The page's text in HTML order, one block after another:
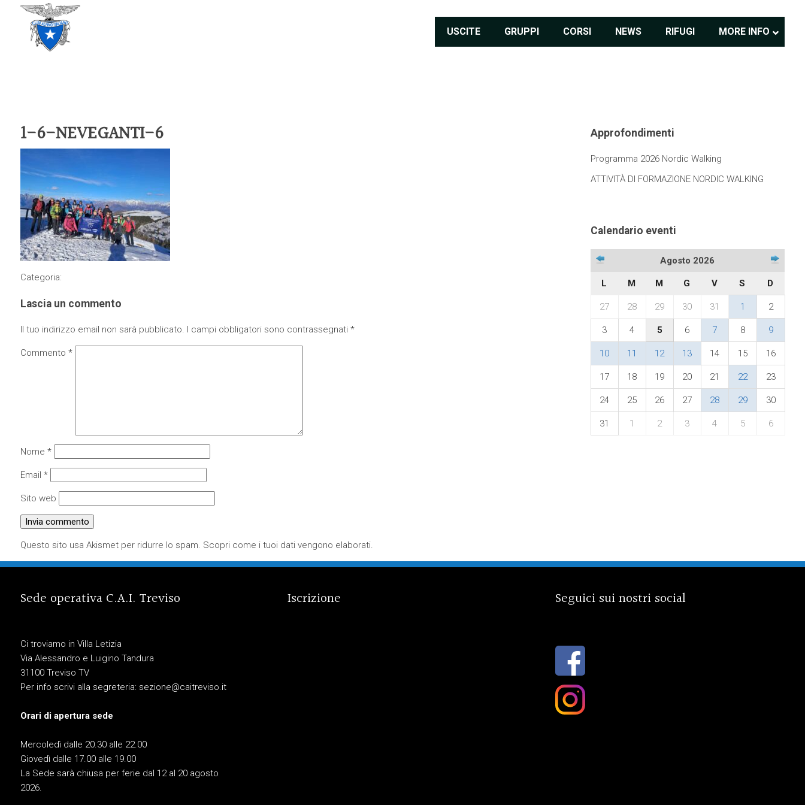
USCITE GRUPPI CORSI NEWS RIFUGI MORE INFO
1-6-NEVEGANTI-6
Categoria:
Lascia un commento
Il tuo indirizzo email non sarà pubblicato. I campi obbligatori sono contrassegnati *
Commento *
Nome *
Email *
Sito web
Questo sito usa Akismet per ridurre lo spam. Scopri come i tuoi dati vengono elaborati.
Approfondimenti
Programma 2026 Nordic Walking
ATTIVITÀ DI FORMAZIONE NORDIC WALKING
Calendario eventi
Agosto 2026
L M M G V S D
27 28 29 30 31 1 2
3 4 5 6 7 8 9
10 11 12 13 14 15 16
17 18 19 20 21 22 23
24 25 26 27 28 29 30
31 1 2 3 4 5 6
Sede operativa C.A.I. Treviso
Ci troviamo in Villa Letizia
Via Alessandro e Luigino Tandura
31100 Treviso TV
Per info scrivi alla segreteria: sezione@caitreviso.it
Orari di apertura sede
Mercoledì dalle 20.30 alle 22.00
Giovedì dalle 17.00 alle 19.00
La Sede sarà chiusa per ferie dal 12 al 20 agosto
2026.
Iscrizione Seguici sui nostri social